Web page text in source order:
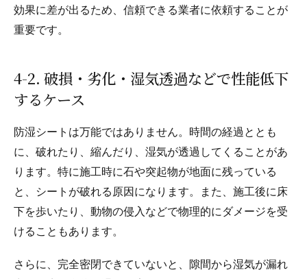
効果に差が出るため、信頼できる業者に依頼することが
重要です。
4-2. 破損・劣化・湿気透過などで性能低下
するケース
防湿シートは万能ではありません。時間の経過ととも
に、破れたり、縮んだり、湿気が透過してくることがあ
ります。特に施工時に石や突起物が地面に残っている
と、シートが破れる原因になります。また、施工後に床
下を歩いたり、動物の侵入などで物理的にダメージを受
けることもあります。
さらに、完全密閉できていないと、隙間から湿気が漏れ